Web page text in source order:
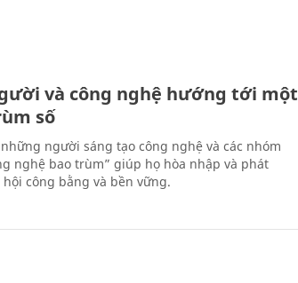
và công nghệ hướng tới một
số
người sáng tạo công nghệ và các nhóm
nghệ bao trùm” giúp họ hòa nhập và phát
công bằng và bền vững.